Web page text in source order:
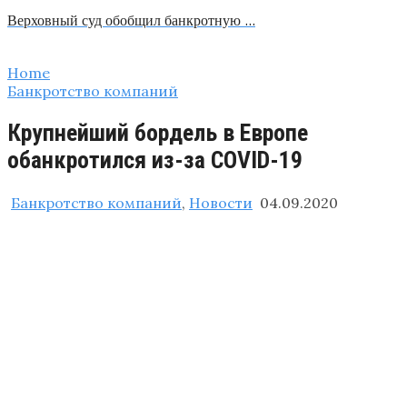
Верховный суд обобщил банкротную …
Home
Банкротство компаний
Крупнейший бордель в Европе
обанкротился из-за COVID-19
Банкротство компаний, Новости 04.09.2020